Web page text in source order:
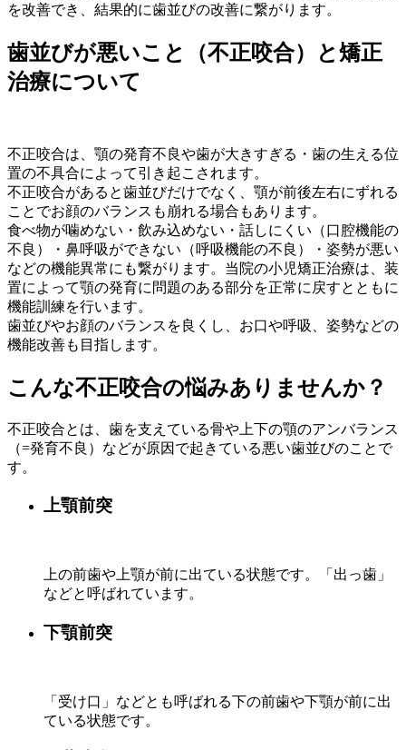
を改善でき、結果的に歯並びの改善に繋がります。
歯並びが悪いこと（不正咬合）と矯正
治療について
不正咬合は、顎の発育不良や歯が大きすぎる・歯の生える位
置の不具合によって引き起こされます。
不正咬合があると歯並びだけでなく、顎が前後左右にずれる
ことでお顔のバランスも崩れる場合もあります。
食べ物が噛めない・飲み込めない・話しにくい（口腔機能の
不良）・鼻呼吸ができない（呼吸機能の不良）・姿勢が悪い
などの機能異常にも繋がります。当院の小児矯正治療は、装
置によって顎の発育に問題のある部分を正常に戻すとともに
機能訓練を行います。
歯並びやお顔のバランスを良くし、お口や呼吸、姿勢などの
機能改善も目指します。
こんな不正咬合の悩みありませんか？
不正咬合とは、歯を支えている骨や上下の顎のアンバランス
（=発育不良）などが原因で起きている悪い歯並びのことで
す。
上顎前突
上の前歯や上顎が前に出ている状態です。「出っ歯」
などと呼ばれています。
下顎前突
「受け口」などとも呼ばれる下の前歯や下顎が前に出
ている状態です。